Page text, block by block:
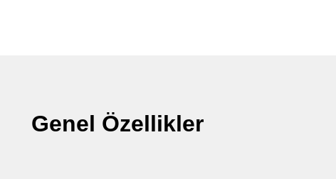
Genel Özellikler